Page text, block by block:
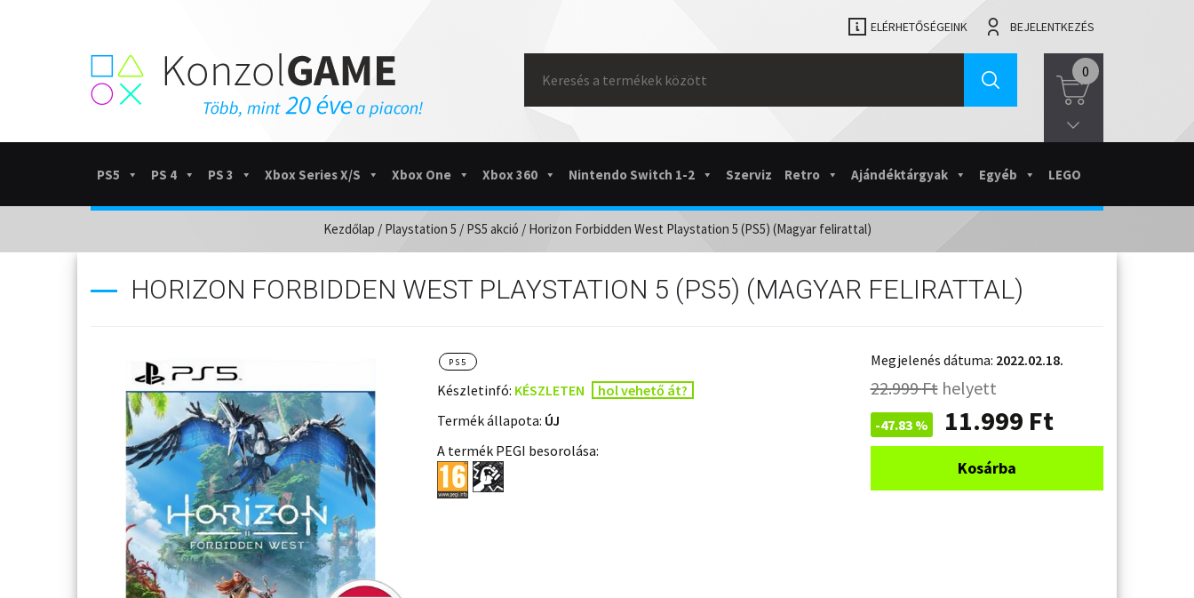
ELÉRHETŐSÉGEINK BEJELENTKEZÉS
for:
0
PS5 PS 4 PS 3 Xbox Series X/S Xbox One Xbox 360 Nintendo Switch 1-2 Szerviz Retro Ajándéktárgyak Egyéb LEGO
Kezdőlap / Playstation 5 / PS5 akció / Horizon Forbidden West Playstation 5 (PS5) (Magyar felirattal)
HORIZON FORBIDDEN WEST PLAYSTATION 5 (PS5) (MAGYAR FELIRATTAL)
PS5
Készletinfó: KÉSZLETEN
hol vehető át?
Termék állapota: ÚJ
A termék PEGI besorolása:
Megjelenés dátuma: 2022.02.18.
22.999Fthelyett
-47.83 % 11.999 Ft
Kosárba